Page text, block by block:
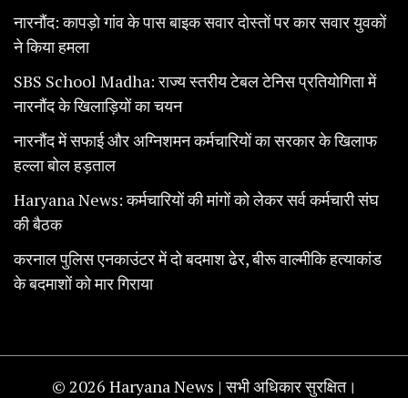
नारनौंद: कापड़ो गांव के पास बाइक सवार दोस्तों पर कार सवार युवकों
ने किया हमला
SBS School Madha: राज्य स्तरीय टेबल टेनिस प्रतियोगिता में
नारनौंद के खिलाड़ियों का चयन
नारनौंद में सफाई और अग्निशमन कर्मचारियों का सरकार के खिलाफ
हल्ला बोल हड़ताल
Haryana News: कर्मचारियों की मांगों को लेकर सर्व कर्मचारी संघ
की बैठक
करनाल पुलिस एनकाउंटर में दो बदमाश ढेर, बीरू वाल्मीकि हत्याकांड
के बदमाशों को मार गिराया
© 2026 Haryana News | सभी अधिकार सुरक्षित।